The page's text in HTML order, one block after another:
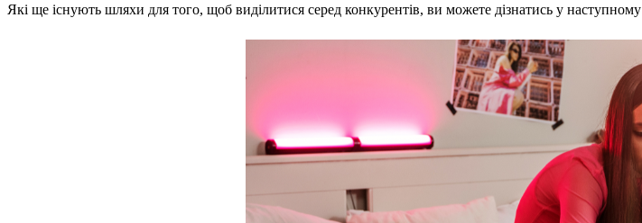
Які ще існують шляхи для того, щоб виділитися серед конкурентів, ви можете дізнатись у наступному